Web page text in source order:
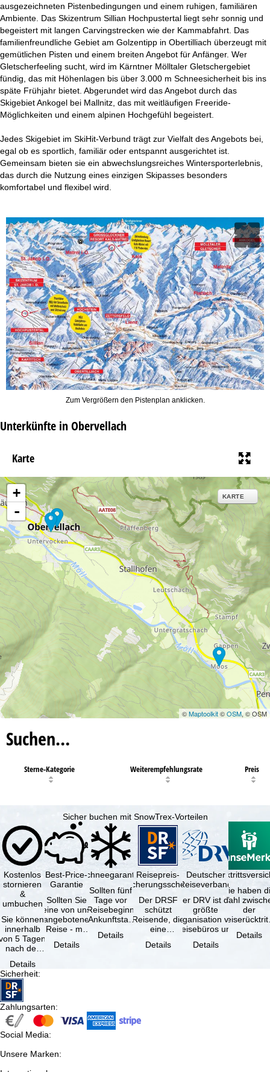
ausgezeichneten Pistenbedingungen und einem ruhigen, familiären
Ambiente. Das Skizentrum Sillian Hochpustertal liegt sehr sonnig und
begeistert mit langen Carvingstrecken wie der Kammabfahrt. Das
familienfreundliche Gebiet am Golzentipp in Obertilliach überzeugt mit
gemütlichen Pisten und einem breiten Angebot für Anfänger. Wer
Gletscherfeeling sucht, wird im Kärntner Mölltaler Gletschergebiet
fündig, das mit Höhenlagen bis über 3.000 m Schneesicherheit bis ins
späte Frühjahr bietet. Abgerundet wird das Angebot durch das
Skigebiet Ankogel bei Mallnitz, das mit weitläufigen Freeride-
Möglichkeiten und einem alpinen Hochgefühl begeistert.
Jedes Skigebiet im SkiHit-Verbund trägt zur Vielfalt des Angebots bei,
egal ob es sportlich, familiär oder entspannt ausgerichtet ist.
Gemeinsam bieten sie ein abwechslungsreiches Wintersporterlebnis,
das durch die Nutzung eines einzigen Skipasses besonders
komfortabel und flexibel wird.
Zum Vergrößern den Pistenplan anklicken.
Unterkünfte in Obervellach
Karte
+
-
KARTE
©Maptoolkit©OSM, © OSM
Suchen…
Sterne-Kategorie Weiterempfehlungsrate Preis
Sicher buchen mit SnowTrex-Vorteilen
Kostenlos
stornieren
&
umbuchen
Sie können
innerhalb
5 Tagen
nach der
kostenfrei
…
Details
Best-Price-
Garantie
Sollten Sie
eine von uns
angebotene
Reise - mit
Verfügbarkeit
Details
Schneegarantie
Sollten fünf
Tage vor
Reisebeginn
(Ankunftstag)
Schneemangel
Details
Reisepreis-
Sicherungsschein
Der DRSF
schützt
Reisende, die
eine
oder
Details
Deutscher
Reiseverband
Der DRV ist die
größte
Organisation von
Reisebüros und
Reiseveranstaltern
in …
Details
Sie haben
Wahl
der
(inklusive
Details
Sicherheit:
Zahlungsarten:
Social Media:
Unsere Marken: